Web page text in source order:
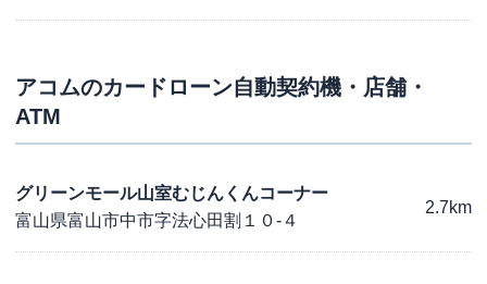
アコムのカードローン自動契約機・店舗・
ATM
グリーンモール山室むじんくんコーナー
富山県富山市中市字法心田割１０-４
2.7km